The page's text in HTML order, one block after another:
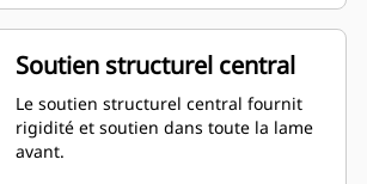
Soutien structurel central
Le soutien structurel central fournit
rigidité et soutien dans toute la lame
avant.